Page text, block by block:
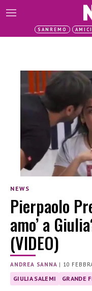
SANREMO
NEWS
Pierpaolo
amo’ a
(VIDEO)
ANDREA SANNA | 10
GIULIA SALEMI GRANDE